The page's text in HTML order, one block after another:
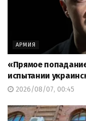
АРМИЯ
«Прямое
испытании
2026/08/07, 00:45